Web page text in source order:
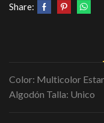
Share:
Color: Multicolor
Algodón Talla: Unico